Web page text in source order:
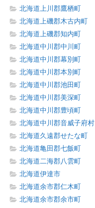
北海道上川郡鷹栖町
北海道上磯郡木古内町
北海道上磯郡知内町
北海道中川郡中川町
北海道中川郡幕別町
北海道中川郡本別町
北海道中川郡池田町
北海道中川郡美深町
北海道中川郡豊頃町
北海道中川郡音威子府村
北海道久遠郡せたな町
北海道亀田郡七飯町
北海道二海郡八雲町
北海道伊達市
北海道余市郡仁木町
北海道余市郡余市町